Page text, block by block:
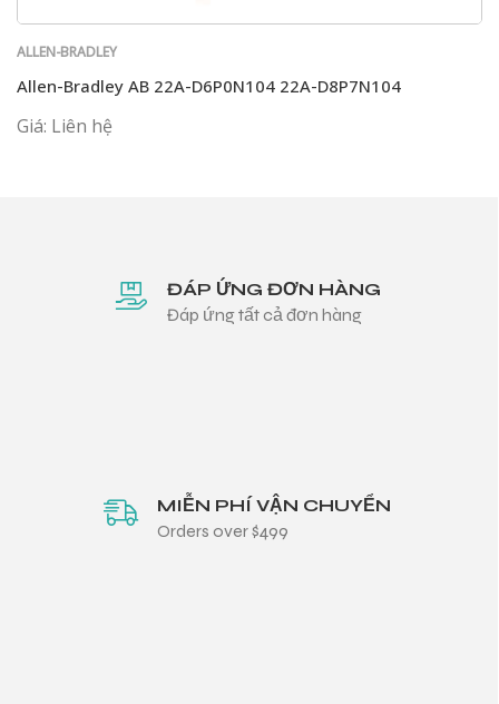
ALLEN-BRADLEY
Allen-Bradley AB 22A-D6P0N104 22A-D8P7N104
Giá: Liên hệ
ĐÁP ỨNG ĐƠN HÀNG
Đáp ứng tất cả đơn hàng
MIỄN PHÍ VẬN CHUYỂN
Orders over $499